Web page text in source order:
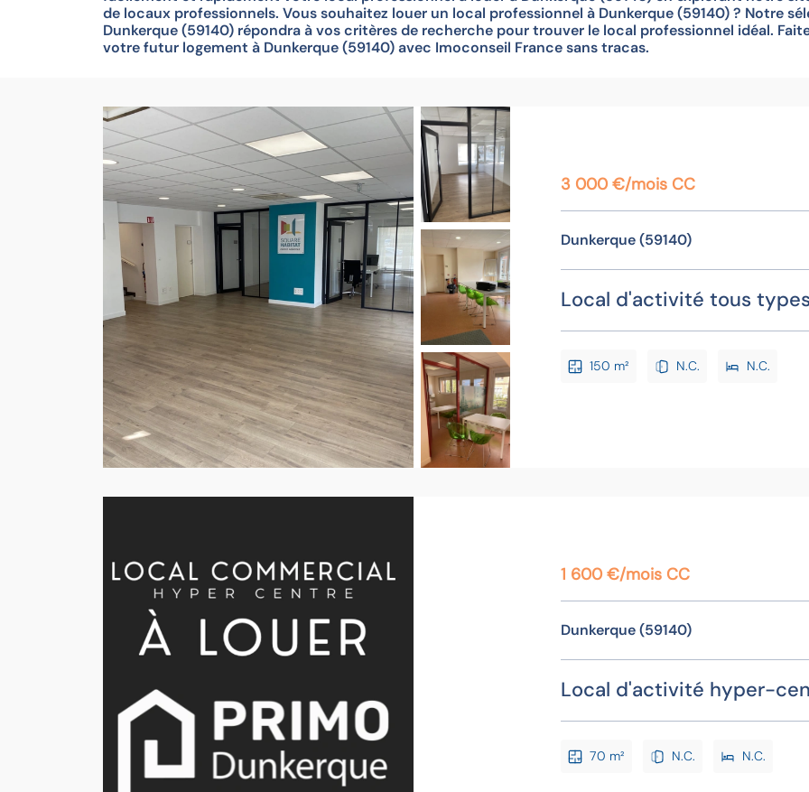
de locaux professionnels. Vous souhaitez louer un local professionnel à Dunkerque (59140) ? Notre
Dunkerque (59140) répondra à vos critères de recherche pour trouver le local professionnel idéal.
votre futur logement à Dunkerque (59140) avec Imoconseil France sans tracas.
3 000 €/mois CC
Dunkerque (59140)
Local d'activité tous
150 m² N.C. N.C.
1 600 €/mois CC
Dunkerque (59140)
Local d'activité hyper-
70 m² N.C. N.C.